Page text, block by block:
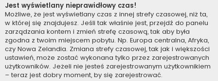
Jest wyświetlany nieprawidłowy czas!
Możliwe, że jest wyświetlany czas z innej strefy czasowej, niż ta,
w której się znajdujesz. Jeśli tak właśnie jest, przejdź do panelu
zarządzania kontem i zmień strefę czasową, tak aby była
zgodna z twoim miejscem pobytu. Np. Europa centralna, Afryka,
czy Nowa Zelandia. Zmiana strefy czasowej, tak jak i większości
ustawień, może zostać wykonana tylko przez zarejestrowanych
użytkowników. Jeżeli nie jesteś zarejestrowanym użytkownikiem
– teraz jest dobry moment, by się zarejestrować.